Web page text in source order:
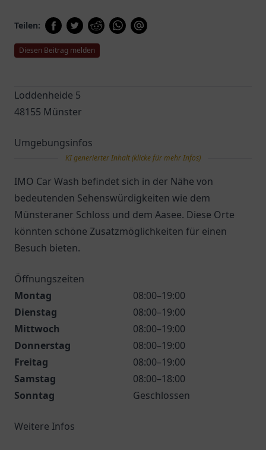
Teilen:
Diesen Beitrag melden
Loddenheide 5
48155 Münster
Umgebungsinfos
KI generierter Inhalt (klicke für mehr Infos)
IMO Car Wash befindet sich in der Nähe von
bedeutenden Sehenswürdigkeiten wie dem
Münsteraner Schloss und dem Aasee. Diese Orte
könnten schöne Zusatzmöglichkeiten für einen
Besuch bieten.
Öffnungszeiten
Montag
08:00–19:00
Dienstag
08:00–19:00
Mittwoch
08:00–19:00
Donnerstag
08:00–19:00
Freitag
08:00–19:00
Samstag
08:00–18:00
Sonntag
Geschlossen
Weitere Infos